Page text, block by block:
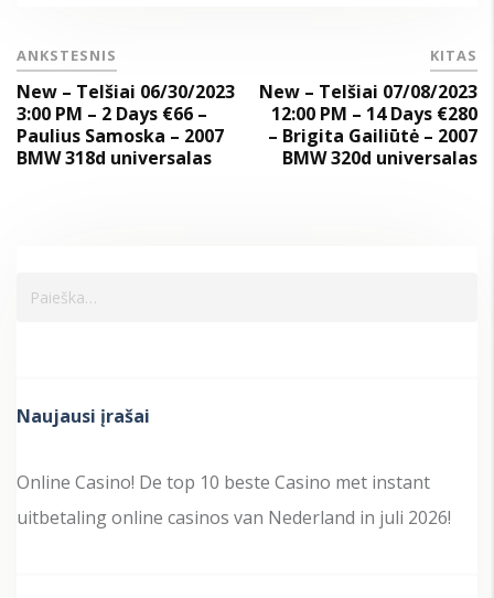
ANKSTESNIS
New – Telšiai 06/30/2023
3:00 PM – 2 Days €66 –
Paulius Samoska – 2007
BMW 318d universalas
KITAS
New – Telšiai 07/08/2023
12:00 PM – 14 Days €280
– Brigita Gailiūtė – 2007
BMW 320d universalas
Naujausi įrašai
Online Casino! De top 10 beste Casino met instant
uitbetaling online casinos van Nederland in juli 2026!